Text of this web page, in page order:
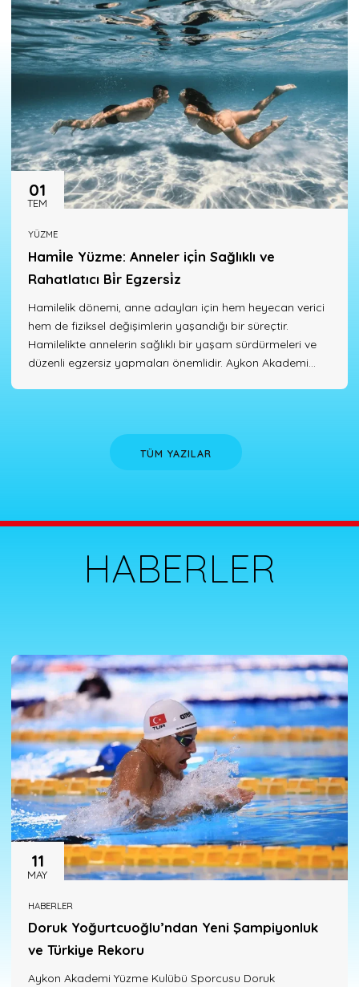
01
TEM
YÜZME
Hami̇le Yüzme: Anneler içi̇n Sağlıklı ve
Rahatlatıcı Bi̇r Egzersi̇z
Hamilelik dönemi, anne adayları için hem heyecan verici
hem de fiziksel değişimlerin yaşandığı bir süreçtir.
Hamilelikte annelerin sağlıklı bir yaşam sürdürmeleri ve
düzenli egzersiz yapmaları önemlidir. Aykon Akademi
rahatlatıcı bir şekilde egzersiz yapmalarına olanak
tanırken birçok...
TÜM YAZILAR
HABERLER
11
MAY
HABERLER
Doruk Yoğurtcuoğlu’ndan Yeni Şampiyonluk
ve Türkiye Rekoru
Aykon Akademi Yüzme Kulübü Sporcusu Doruk